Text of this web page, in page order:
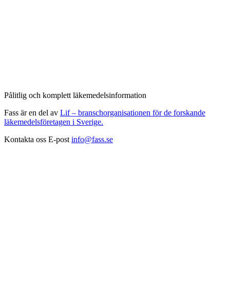
Pålitlig och komplett läkemedelsinformation
Fass är en del av Lif – branschorganisationen för de forskande
läkemedelsföretagen i Sverige.
Kontakta oss E-post info@fass.se